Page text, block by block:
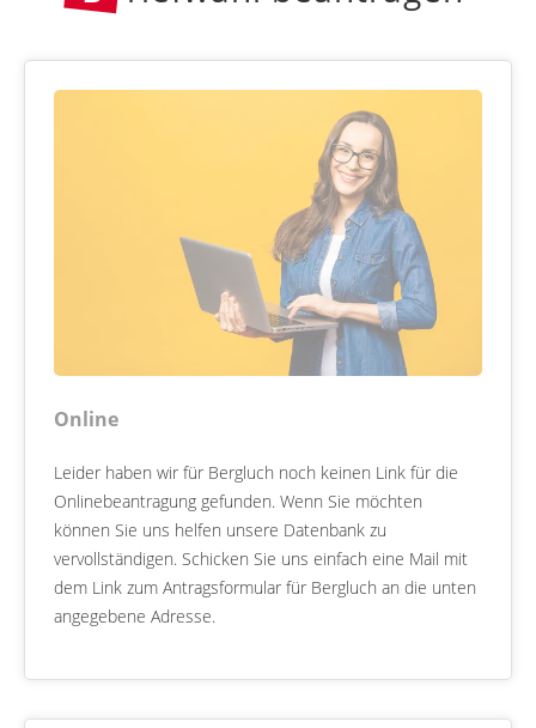
Online
Leider haben wir für Bergluch noch keinen Link für die
Onlinebeantragung gefunden. Wenn Sie möchten
können Sie uns helfen unsere Datenbank zu
vervollständigen. Schicken Sie uns einfach eine Mail mit
dem Link zum Antragsformular für Bergluch an die unten
angegebene Adresse.